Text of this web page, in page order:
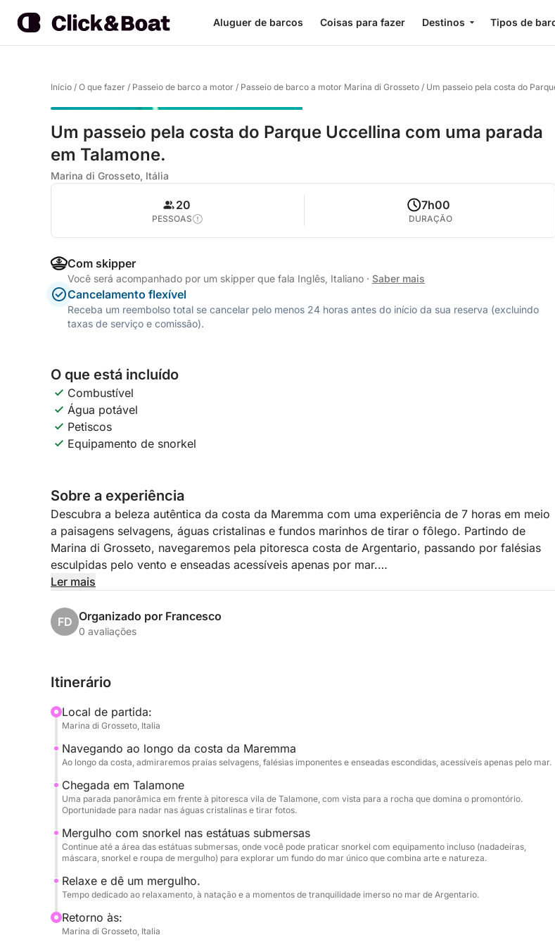
Aluguer de barcos Coisas para fazer Destinos Tipos de
Início / O que fazer / Passeio de barco a motor / Passeio de barco a motor Marina di Grosseto / Um passeio pela costa do
Um passeio pela costa do Parque Uccellina com uma parada
em Talamone.
Marina di Grosseto, Itália
20
PESSOAS
7h00
DURAÇÃO
Com skipper
Você será acompanhado por um skipper que fala Inglês, Italiano · Saber mais
Cancelamento flexível
Receba um reembolso total se cancelar pelo menos 24 horas antes do início da sua reserva (excluindo
taxas de serviço e comissão).
O que está incluído
Combustível
Água potável
Petiscos
Equipamento de snorkel
Sobre a experiência
Descubra a beleza autêntica da costa da Maremma com uma experiência de 7 horas em meio
a paisagens selvagens, águas cristalinas e fundos marinhos de tirar o fôlego. Partindo de
Marina di Grosseto, navegaremos pela pitoresca costa de Argentario, passando por falésias
esculpidas pelo vento e enseadas acessíveis apenas por mar.
horizonte histórico a partir da perspectiva privilegiada do mar. O ponto alto será uma parada
para mergulho com snorkel nas estátuas submersas, uma experiência única que combina arte
A bordo, você encontrará água e lanches, além de equipamento completo para mergulho com
conforto.
Um passeio perfeito para quem busca relaxamento, descobertas e contato autêntico com o
mar da Toscana.
Ler mais
FD Organizado por Francesco
0 avaliações
Itinerário
Local de partida:
Marina di Grosseto, Italia
Navegando ao longo da costa da Maremma
Ao longo da costa, admiraremos praias selvagens, falésias imponentes e enseadas escondidas, acessíveis apenas pelo mar.
Chegada em Talamone
Uma parada panorâmica em frente à pitoresca vila de Talamone, com vista para a rocha que domina o promontório.
Oportunidade para nadar nas águas cristalinas e tirar fotos.
Mergulho com snorkel nas estátuas submersas
Continue até a área das estátuas submersas, onde você pode praticar snorkel com equipamento incluso (nadadeiras,
máscara, snorkel e roupa de mergulho) para explorar um fundo do mar único que combina arte e natureza.
Relaxe e dê um mergulho.
Tempo dedicado ao relaxamento, à natação e a momentos de tranquilidade imerso no mar de Argentario.
Retorno às:
Marina di Grosseto, Italia